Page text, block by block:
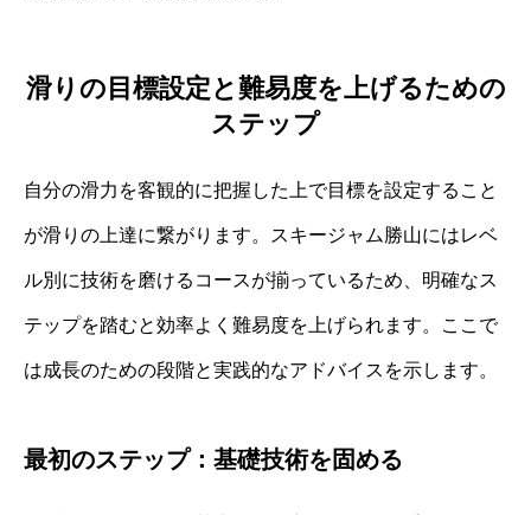
滑りの目標設定と難易度を上げるための
ステップ
自分の滑力を客観的に把握した上で目標を設定すること
が滑りの上達に繋がります。スキージャム勝山にはレベ
ル別に技術を磨けるコースが揃っているため、明確なス
テップを踏むと効率よく難易度を上げられます。ここで
は成長のための段階と実践的なアドバイスを示します。
最初のステップ：基礎技術を固める